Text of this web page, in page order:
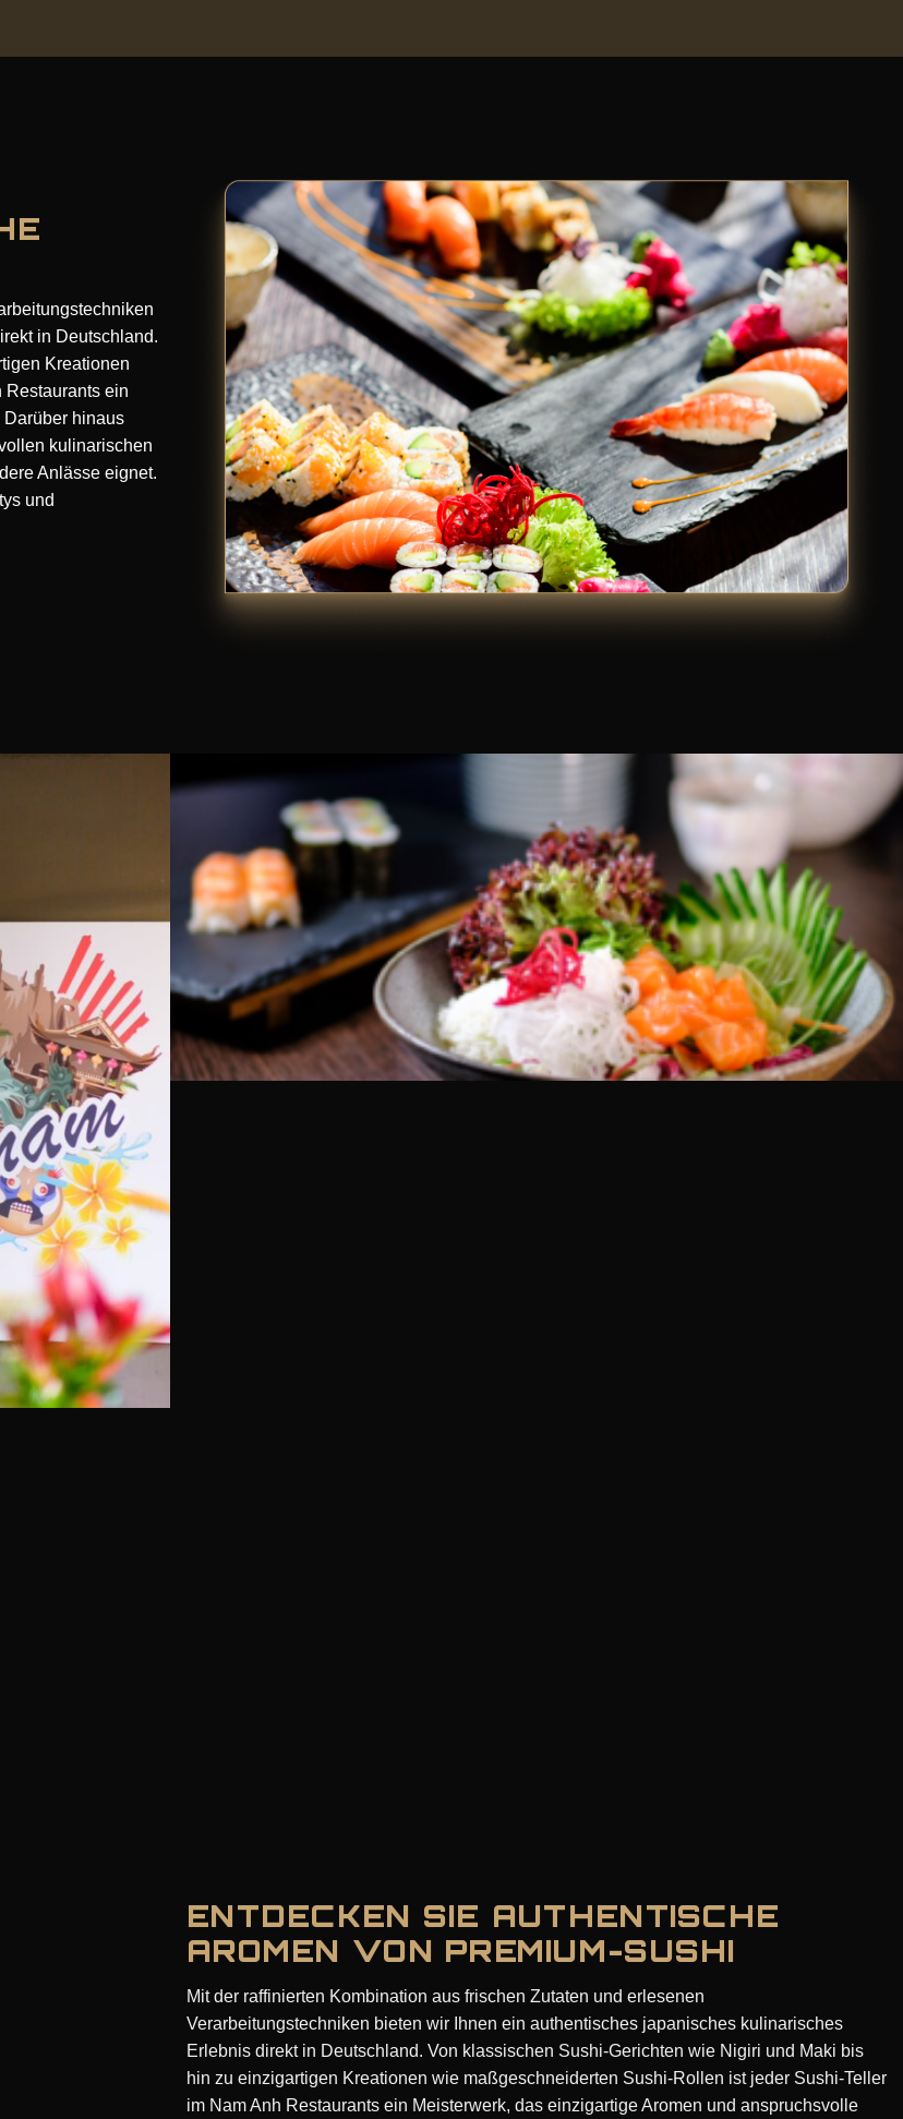
in Deutschland.
Kreationen
ein
Darüber hinaus
kulinarischen
Anlässe eignet.
und
ENTDECKEN SIE AUTHENTISCHE
AROMEN VON PREMIUM-SUSHI
Mit der raffinierten Kombination aus frischen Zutaten und erlesenen
Verarbeitungstechniken bieten wir Ihnen ein authentisches japanisches kulinarisches
Erlebnis direkt in Deutschland. Von klassischen Sushi-Gerichten wie Nigiri und Maki bis
hin zu einzigartigen Kreationen wie maßgeschneiderten Sushi-Rollen ist jeder Sushi-Teller
im Nam Anh Restaurants ein Meisterwerk, das einzigartige Aromen und anspruchsvolle